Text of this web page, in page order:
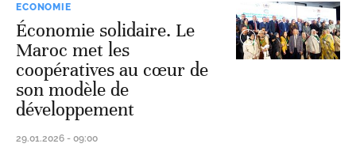
ECONOMIE
Économie solidaire. Le
Maroc met les
coopératives au cœur de
son modèle de
développement
29.01.2026 - 09:00